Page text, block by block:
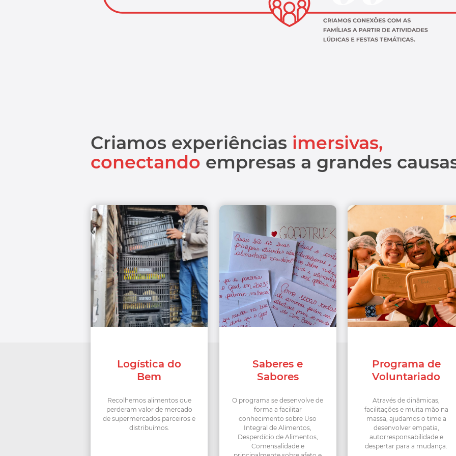
Criamos experiências imersivas,
conectando empresas a grandes
Logística do
Bem
Recolhemos alimentos que
perderam valor de mercado
de supermercados parceiros e
distribuímos.
Saberes e
Sabores
O programa se desenvolve de
forma a facilitar
conhecimento sobre Uso
Integral de Alimentos,
Desperdício de Alimentos,
Comensalidade e
Programa de
Voluntariado
Através de dinâmicas,
facilitações e muita mão na
massa, ajudamos o time a
desenvolver empatia,
autorresponsabilidade e
despertar para a mudança.